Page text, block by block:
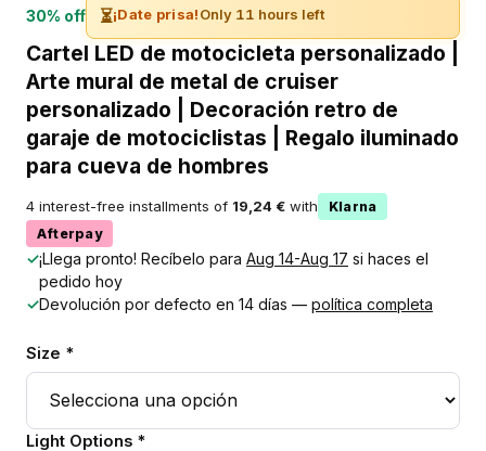
30% off ⏳¡Date prisa!Only 11 hours left
Cartel LED de motocicleta personalizado |
Arte mural de metal de cruiser
personalizado | Decoración retro de
garaje de motociclistas | Regalo iluminado
para cueva de hombres
4 interest-free installments of 19,24 € with
Klarna
Afterpay
✓¡Llega pronto! Recíbelo para Aug 14-Aug 17 si haces el
pedido hoy
✓Devolución por defecto en 14 días — política completa
Size *
Light Options *